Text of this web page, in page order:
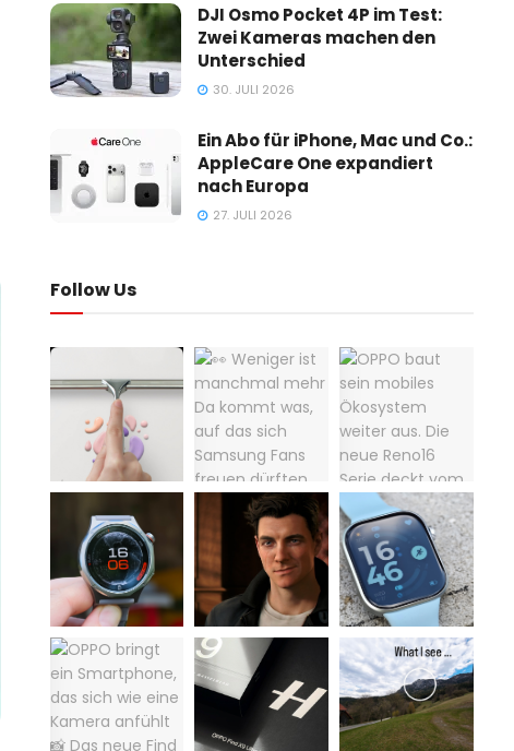
DJI Osmo Pocket 4P im Test:
Zwei Kameras machen den
Unterschied
30. JULI 2026
Ein Abo für iPhone, Mac und Co.:
AppleCare One expandiert
nach Europa
27. JULI 2026
Follow Us